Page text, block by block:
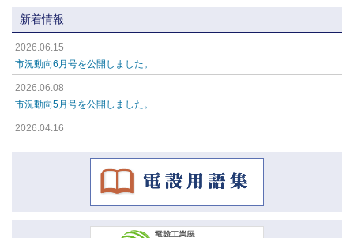
足場金物 (12)
腕金・腕金装柱用品 (17)
メッセンジャーワイヤー (6)
ケーブル・電線管支持用品 (7)
低圧引込用品 (11)
新着情報
2026.06.15
市況動向6月号を公開しました。
2026.06.08
市況動向5月号を公開しました。
2026.04.16
市況動向3月号を公開しました。
市況動向2月号を公開しました。